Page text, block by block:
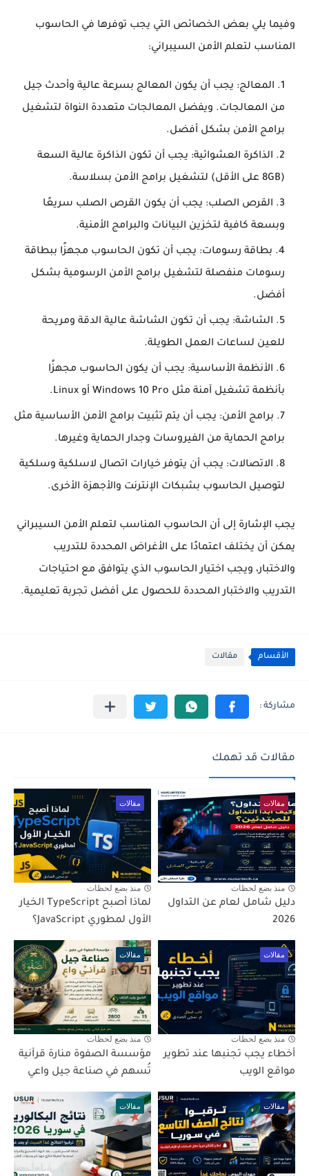
وفيما يلي بعض الخصائص التي يجب توفرها في الحاسوب
المناسب لتعلم الأمن السيبراني:
المعالج: يجب أن يكون المعالج بسرعة عالية وأحدث جيل
من المعالجات. ويفضل المعالجات متعددة النواة لتشغيل
برامج الأمن بشكل أفضل.
الذاكرة العشوائية: يجب أن تكون الذاكرة عالية السعة
(8GB على الأقل) لتشغيل برامج الأمن بسلاسة.
القرص الصلب: يجب أن يكون القرص الصلب سريعًا
وبسعة كافية لتخزين البيانات والبرامج الأمنية.
بطاقة رسومات: يجب أن تكون الحاسوب مجهزًا ببطاقة
رسومات منفصلة لتشغيل برامج الأمن الرسومية بشكل
أفضل.
الشاشة: يجب أن تكون الشاشة عالية الدقة ومريحة
للعين لساعات العمل الطويلة.
الأنظمة الأساسية: يجب أن يكون الحاسوب مجهزًا
بأنظمة تشغيل آمنة مثل Windows 10 Pro أو Linux.
برامج الأمن: يجب أن يتم تثبيت برامج الأمن الأساسية مثل
برامج الحماية من الفيروسات وجدار الحماية وغيرها.
الاتصالات: يجب أن يتوفر خيارات اتصال لاسلكية وسلكية
لتوصيل الحاسوب بشبكات الإنترنت والأجهزة الأخرى.
يجب الإشارة إلى أن الحاسوب المناسب لتعلم الأمن السيبراني
يمكن أن يختلف اعتمادًا على الأغراض المحددة للتدريب
والاختبار، ويجب اختيار الحاسوب الذي يتوافق مع احتياجات
التدريب والاختبار المحددة للحصول على أفضل تجربة تعليمية.
الأقسام مقالات
مقالات قد تهمك
مقالات
منذ بضع لحظات
دليل شامل لعام عن التداول
2026
مقالات
منذ بضع لحظات
لماذا أصبح TypeScript الخيار
الأول لمطوري JavaScript؟
مقالات
منذ بضع لحظات
أخطاء يجب تجنبها عند تطوير
مواقع الويب
مقالات
منذ بضع لحظات
مؤسسة الصفوة منارة قرآنية
تُسهم في صناعة جيل واعي
مقالات مقالات